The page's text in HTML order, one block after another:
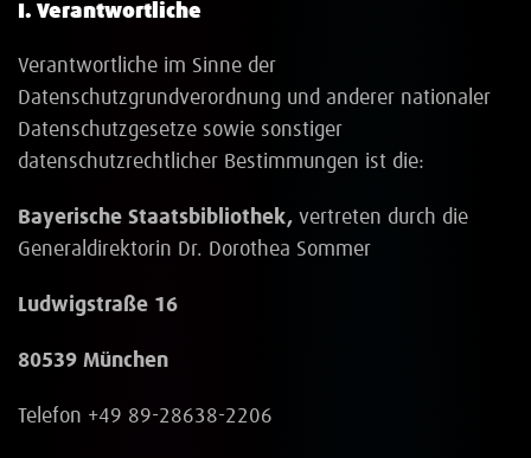
I. Verantwortliche
Verantwortliche im Sinne der
Datenschutzgrundverordnung und anderer nationaler
Datenschutzgesetze sowie sonstiger
datenschutzrechtlicher Bestimmungen ist die:
Bayerische Staatsbibliothek, vertreten durch die
Generaldirektorin Dr. Dorothea Sommer
Ludwigstraße 16
80539 München
Telefon +49 89-28638-2206